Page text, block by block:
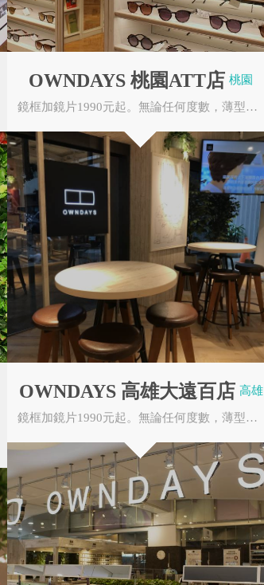
北市重南書街促
進會
後站批發商圈
OWNDAYS 桃園ATT店 桃園
鏡框加鏡片1990元起。無論任何度數，薄型非球面鏡片無需任何追加費用。OWNDAYS的眼鏡皆由本公...
OWNDAYS 高雄大遠百店 高雄
鏡框加鏡片1990元起。無論任何度數，薄型非球面鏡片無需任何追加費用。OWNDAYS的眼鏡皆由本公...